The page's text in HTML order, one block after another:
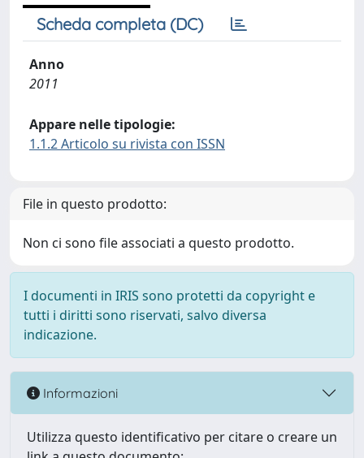
Scheda completa (DC)
Anno
2011
Appare nelle tipologie:
1.1.2 Articolo su rivista con ISSN
File in questo prodotto:
Non ci sono file associati a questo prodotto.
I documenti in IRIS sono protetti da copyright e
tutti i diritti sono riservati, salvo diversa
indicazione.
Informazioni
Utilizza questo identificativo per citare o creare un